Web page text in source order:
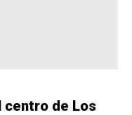
centro de Los